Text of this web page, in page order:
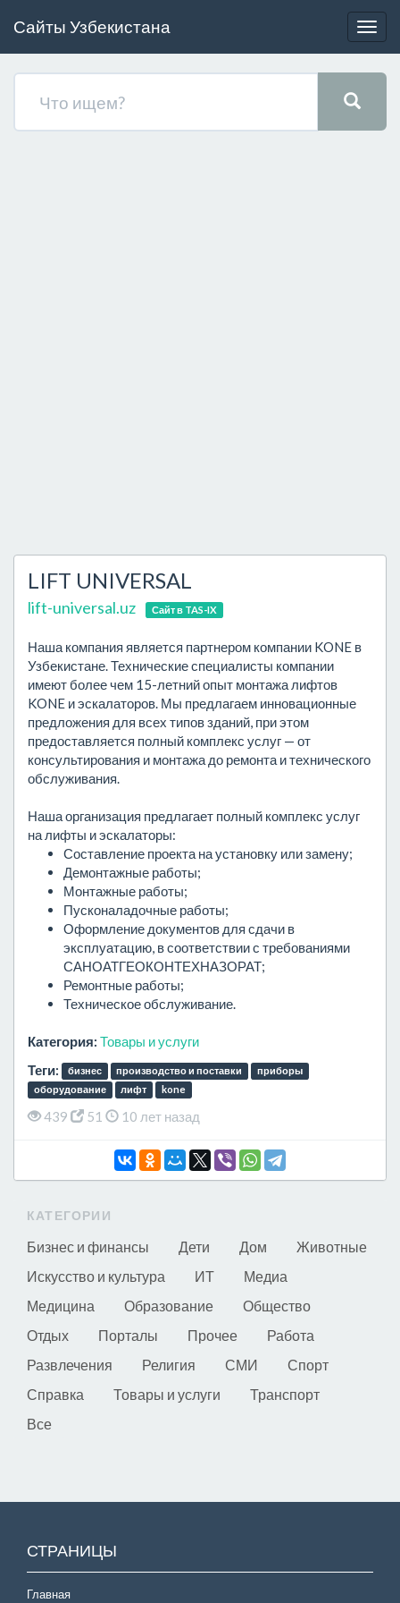
Сайты Узбекистана
LIFT UNIVERSAL
lift-universal.uz Сайт в TAS-IX
Наша компания является партнером компании KONE в
Узбекистане. Технические специалисты компании
имеют более чем 15-летний опыт монтажа лифтов
KONE и эскалаторов. Мы предлагаем инновационные
предложения для всех типов зданий, при этом
предоставляется полный комплекс услуг — от
консультирования и монтажа до ремонта и технического
обслуживания.
Наша организация предлагает полный комплекс услуг
на лифты и эскалаторы:
Составление проекта на установку или замену;
Демонтажные работы;
Монтажные работы;
Пусконаладочные работы;
Оформление документов для сдачи в
эксплуатацию, в соответствии с требованиями
САНОАТГЕОКОНТЕХНАЗОРАТ;
Ремонтные работы;
Техническое обслуживание.
Категория: Товары и услуги
Теги:
бизнес производство и поставки
приборы
оборудование
лифт kone
439 51 10 лет назад
КАТЕГОРИИ
Бизнес и финансы Дети Дом
Животные
Искусство и культура
ИТ
Медиа
Медицина
Образование
Общество
Отдых
Порталы Прочее
Работа
Развлечения
Религия СМИ
Спорт
Справка
Товары и услуги
Транспорт
Все
СТРАНИЦЫ
Главная